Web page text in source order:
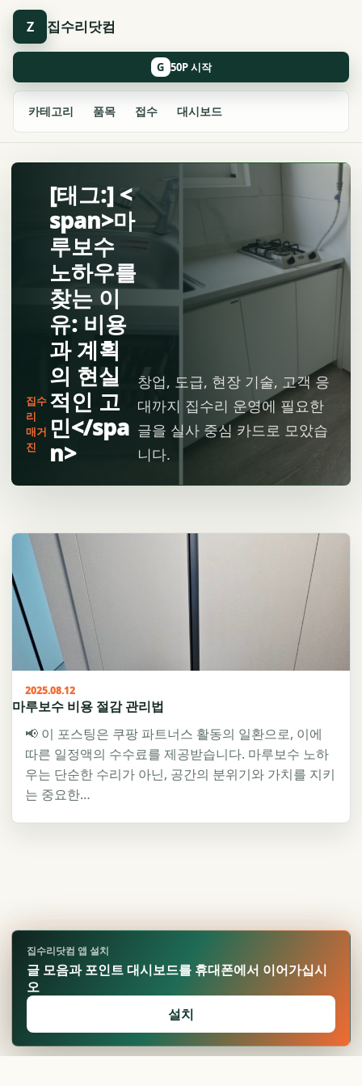
Z 집수리닷컴
카테고리 품목 접수 대시보드
G
집수
리
매거
진
[태그:] <
span>마
루보수
노하우를
찾는 이
유: 비용
과 계획
의 현실
적인 고
민</spa
n>
창업, 도급, 현장 기술, 고객 응
대까지 집수리 운영에 필요한
글을 실사 중심 카드로 모았습
니다.
2025.08.12
마루보수 비용 절감 관리법
📢 이 포스팅은 쿠팡 파트너스 활동의 일환으로, 이에
따른 일정액의 수수료를 제공받습니다. 마루보수 노하
우는 단순한 수리가 아닌, 공간의 분위기와 가치를 지키
는 중요한…
집수리닷컴 앱 설치
글 모음과 포인트 대시보드를 휴대폰에서 이어가십시
오
설치